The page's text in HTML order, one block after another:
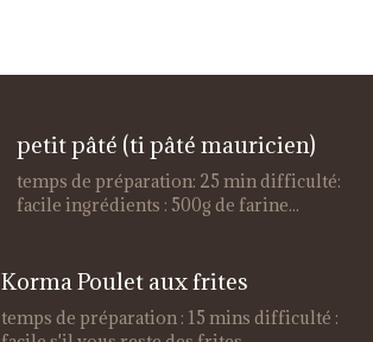
petit pâté (ti pâté mauricien)
temps de préparation: 25 min difficulté:
facile ingrédients : 500g de farine...
Korma Poulet aux frites
temps de préparation : 15 mins difficulté :